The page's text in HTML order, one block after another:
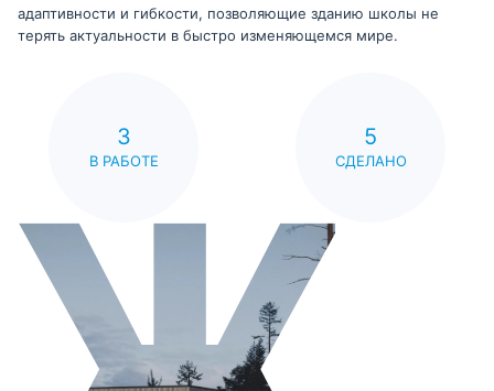
адаптивности и гибкости, позволяющие зданию школы не
терять актуальности в быстро изменяющемся мире.
3
В РАБОТЕ
5
СДЕЛАНО